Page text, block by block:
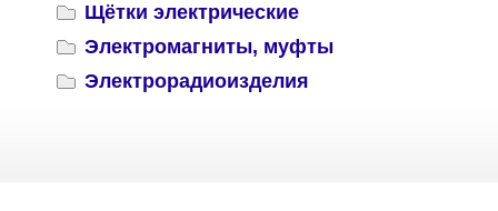
Щётки электрические
Электромагниты, муфты
Электрорадиоизделия